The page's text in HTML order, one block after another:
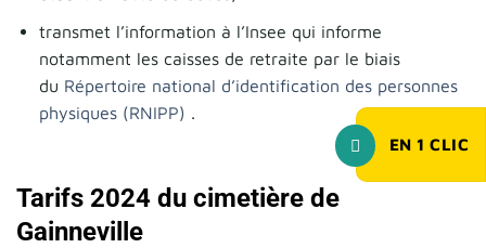
EN1 CLIC
transmet l’information à l’Insee qui informe
notamment les caisses de retraite par le biais
du Répertoire national d’identification des personnes
physiques (RNIPP) .
Tarifs 2024 du cimetière de
Gainneville